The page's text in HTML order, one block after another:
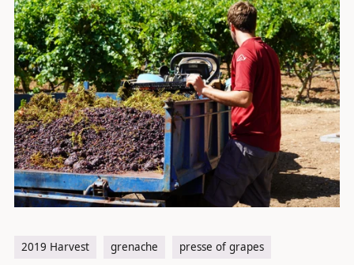
2019 Harvest grenache presse of grapes